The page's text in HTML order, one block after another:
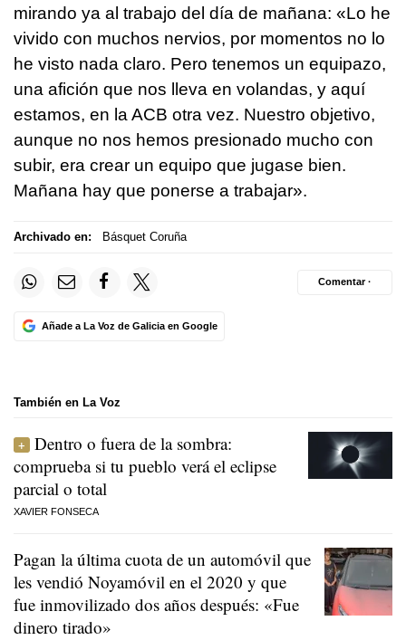
mirando ya al trabajo del día de mañana: «Lo he
vivido con muchos nervios, por momentos no lo
he visto nada claro. Pero tenemos un equipazo,
una afición que nos lleva en volandas, y aquí
estamos, en la ACB otra vez. Nuestro objetivo,
aunque no nos hemos presionado mucho con
subir, era crear un equipo que jugase bien.
Mañana hay que ponerse a trabajar».
Archivado en: Básquet Coruña
Añade a La Voz de Galicia en Google
Comentar ·
También en La Voz
Dentro o fuera de la sombra:
comprueba si tu pueblo verá el eclipse
parcial o total
XAVIER FONSECA
Pagan la última cuota de un automóvil que
les vendió Noyamóvil en el 2020 y que
fue inmovilizado dos años después: «Fue
dinero tirado»